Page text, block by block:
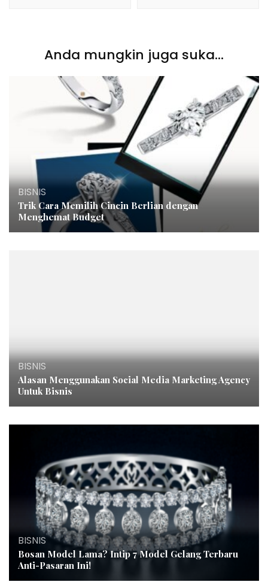
Anda mungkin juga suka...
BISNIS
Trik Cara Memilih Cincin Berlian dengan
Menghemat Budget
BISNIS
Alasan Menggunakan Social Media Marketing Agency
Untuk Bisnis
BISNIS
Bosan Model Lama? Intip 7 Model Gelang Terbaru
Anti-Pasaran Ini!